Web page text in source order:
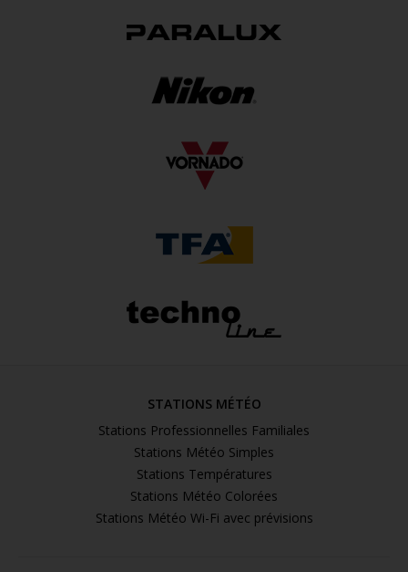
STATIONS MÉTÉO
Stations Professionnelles Familiales
Stations Météo Simples
Stations Températures
Stations Météo Colorées
Stations Météo Wi-Fi avec prévisions